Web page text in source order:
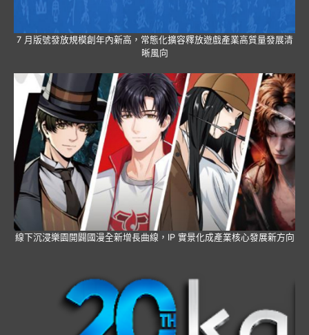
7 月版號發放規模創年內新高，常態化擴容釋放遊戲產業高質量發展清
晰風向
線下沉浸樂園開闢國漫全新增長曲線，IP 實景化成產業核心發展新方向